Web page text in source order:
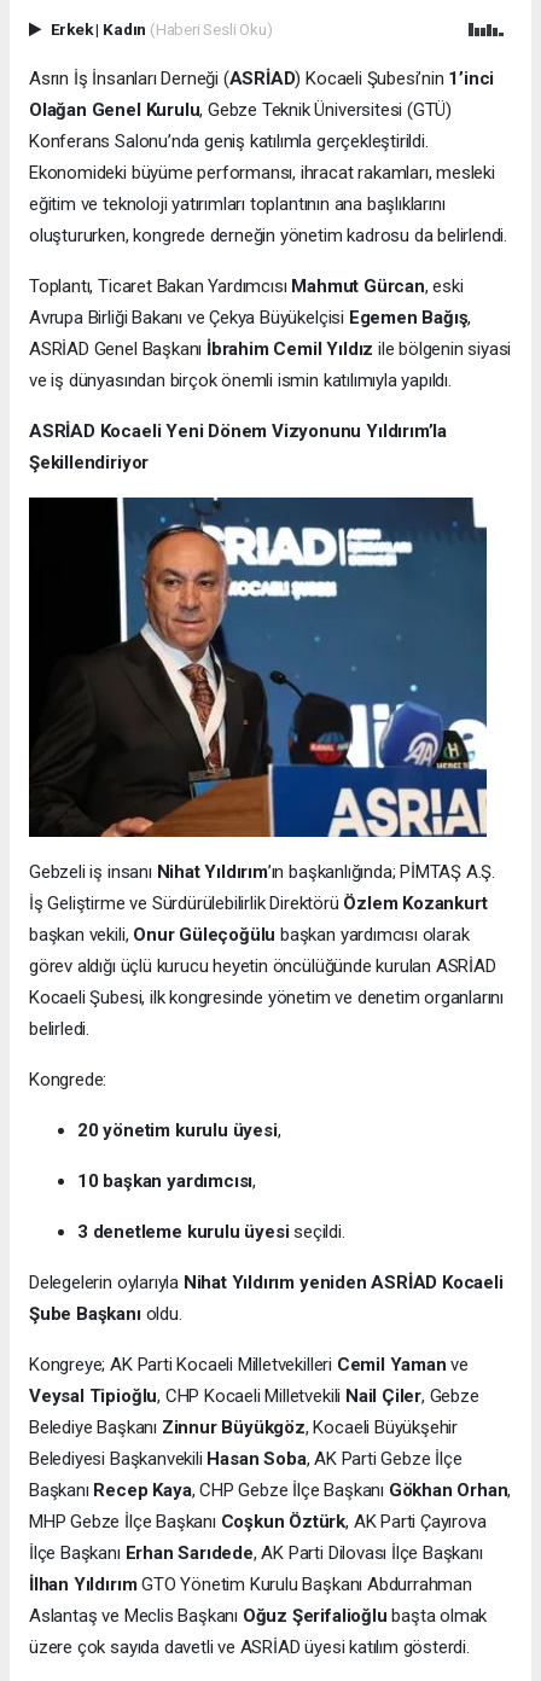
Erkek| Kadın (Haberi Sesli Oku)
Asrın İş İnsanları Derneği (ASRİAD) Kocaeli Şubesi’nin 1’inci
Olağan Genel Kurulu, Gebze Teknik Üniversitesi (GTÜ)
Konferans Salonu’nda geniş katılımla gerçekleştirildi.
Ekonomideki büyüme performansı, ihracat rakamları, mesleki
eğitim ve teknoloji yatırımları toplantının ana başlıklarını
oluştururken, kongrede derneğin yönetim kadrosu da belirlendi.
Toplantı, Ticaret Bakan Yardımcısı Mahmut Gürcan, eski
Avrupa Birliği Bakanı ve Çekya Büyükelçisi Egemen Bağış,
ASRİAD Genel Başkanı İbrahim Cemil Yıldız ile bölgenin siyasi
ve iş dünyasından birçok önemli ismin katılımıyla yapıldı.
ASRİAD Kocaeli Yeni Dönem Vizyonunu Yıldırım’la
Şekillendiriyor
Gebzeli iş insanı Nihat Yıldırım’ın başkanlığında; PİMTAŞ A.Ş.
İş Geliştirme ve Sürdürülebilirlik Direktörü Özlem Kozankurt
başkan vekili, Onur Güleçoğülu başkan yardımcısı olarak
görev aldığı üçlü kurucu heyetin öncülüğünde kurulan ASRİAD
Kocaeli Şubesi, ilk kongresinde yönetim ve denetim organlarını
belirledi.
Kongrede:
20 yönetim kurulu üyesi,
10 başkan yardımcısı,
3 denetleme kurulu üyesiseçildi.
Delegelerin oylarıyla Nihat Yıldırım yeniden ASRİAD Kocaeli
Şube Başkanıoldu.
Kongreye; AK Parti Kocaeli Milletvekilleri Cemil Yaman ve
Veysal Tipioğlu, CHP Kocaeli Milletvekili Nail Çiler, Gebze
Belediye Başkanı Zinnur Büyükgöz, Kocaeli Büyükşehir
Belediyesi Başkanvekili Hasan Soba, AK Parti Gebze İlçe
Başkanı Recep Kaya, CHP Gebze İlçe Başkanı Gökhan Orhan,
MHP Gebze İlçe Başkanı Coşkun Öztürk, AK Parti Çayırova
İlçe Başkanı Erhan Sarıdede, AK Parti Dilovası İlçe Başkanı
İlhan YıldırımGTO Yönetim Kurulu Başkanı Abdurrahman
Aslantaş ve Meclis Başkanı Oğuz Şerifalioğlu başta olmak
üzere çok sayıda davetli ve ASRİAD üyesi katılım gösterdi.